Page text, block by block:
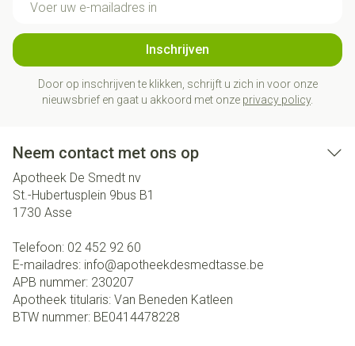
Inschrijven
Door op inschrijven te klikken, schrijft u zich in voor onze
nieuwsbrief en gaat u akkoord met onze privacy policy.
Neem contact met ons op
Apotheek De Smedt nv
St.-Hubertusplein 9bus B1
1730 Asse
Telefoon: 02 452 92 60
E-mailadres: info@apotheekdesmedtasse.be
APB nummer: 230207
Apotheek titularis: Van Beneden Katleen
BTW nummer: BE0414478228